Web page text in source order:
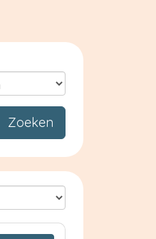
Zoeken